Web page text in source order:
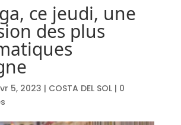
ce jeudi, une
des plus
5, 2023 | COSTA DEL SOL| 0